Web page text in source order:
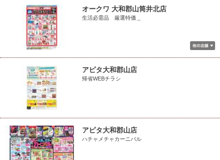
オークワ 大和郡山筒井北店
生活必需品 厳選特価＿
アピタ大和郡山店
帰省WEBチラシ
アピタ大和郡山店
ハチャメチャカーニバル